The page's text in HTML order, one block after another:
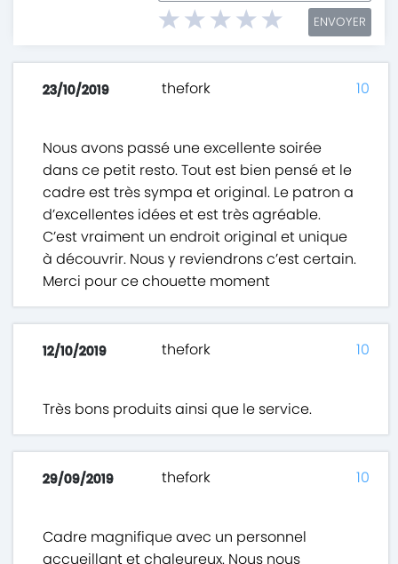
ENVOYER
23/10/2019 thefork
Nous avons passé une excellente soirée
dans ce petit resto. Tout est bien pensé et le
cadre est très sympa et original. Le patron a
d’excellentes idées et est très agréable.
C’est vraiment un endroit original et unique
à découvrir. Nous y reviendrons c’est certain.
Merci pour ce chouette moment
10
12/10/2019 thefork
Très bons produits ainsi que le service.
10
29/09/2019 thefork
Cadre magnifique avec un personnel
accueillant et chaleureux. Nous nous
10